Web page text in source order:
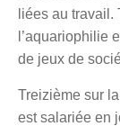
liées au
l’aquariophilie
de jeux de
Treizième sur
est salariée en